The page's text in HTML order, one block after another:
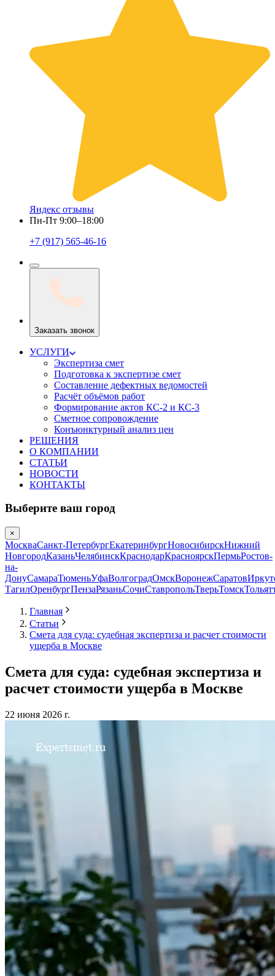
Яндекс отзывы
Пн-Пт 9:00–18:00
+7 (917) 565-46-16
Заказать звонок
УСЛУГИ
Экспертиза смет
Подготовка к экспертизе смет
Составление дефектных ведомостей
Расчёт объёмов работ
Формирование актов КС-2 и КС-3
Сметное сопровождение
Конъюнктурный анализ цен
РЕШЕНИЯ
О КОМПАНИИ
СТАТЬИ
НОВОСТИ
КОНТАКТЫ
Выберите ваш город
×
МоскваСанкт-ПетербургЕкатеринбургНовосибирскНижний
НовгородКазаньЧелябинскКраснодарКрасноярскПермьРостов-
на-
ДонуСамараТюменьУфаВолгоградОмскВоронежСаратов
ТагилОренбургПензаРязаньСочиСтавропольТверьТомск
Главная
Статьи
Смета для суда: судебная экспертиза и расчет стоимости
ущерба в Москве
Смета для суда: судебная экспертиза и
расчет стоимости ущерба в Москве
22 июня 2026 г.